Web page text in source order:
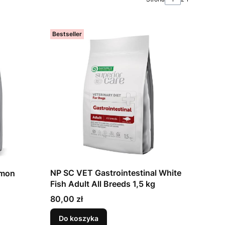
Bestseller
NP SC VET Gastrointestinal White
Fish Adult All Breeds 1,5 kg
Cena
80,00 zł
Do koszyka